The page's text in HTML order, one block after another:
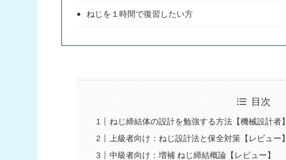
ねじを１時間で復習したい方
目次
ねじ締結体の設計を勉強する方法【機械設計者】
上級者向け：ねじ設計法と保全対策【レビュー】
中級者向け：増補 ねじ締結概論【レビュー】